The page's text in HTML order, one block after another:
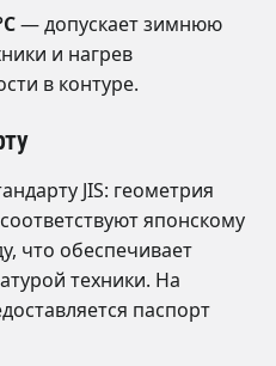
— допускает зимнюю
и нагрев
в контуре.
JIS: геометрия
японскому
что обеспечивает
техники. На
паспорт